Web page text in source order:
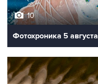
10
Фотохроника 5 августа